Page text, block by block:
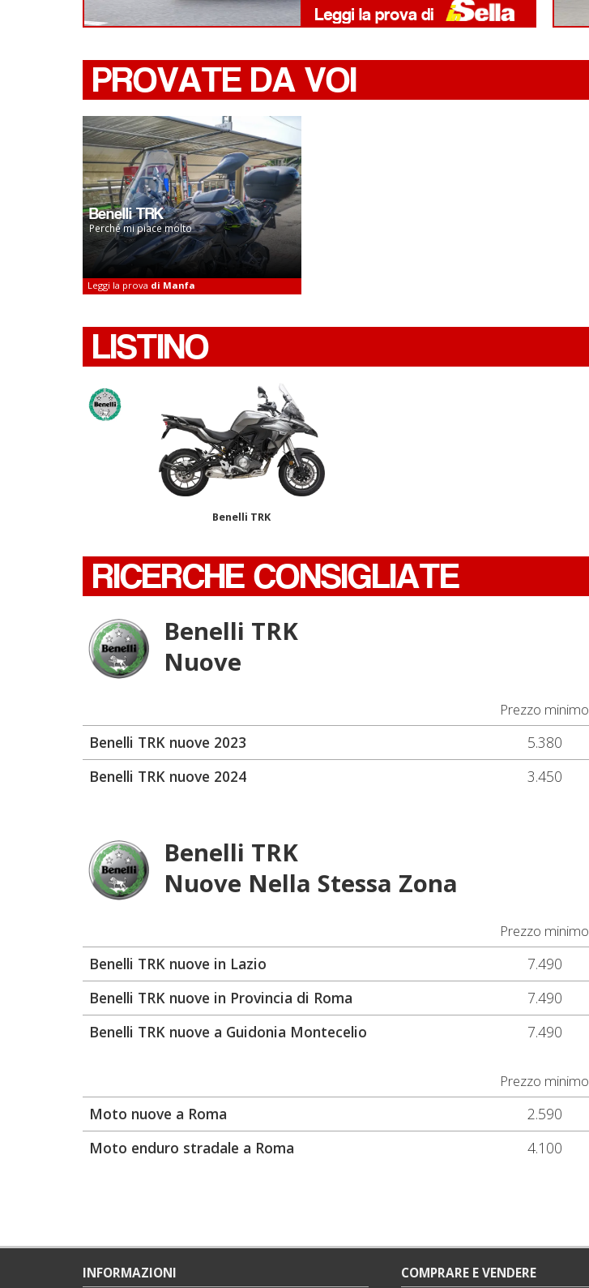
PROVATE DA VOI
Benelli TRK
Perché mi piace molto
Leggi la prova di Manfa
LISTINO
Benelli TRK
RICERCHE CONSIGLIATE
Benelli TRK
Nuove
Prezzo minimo
Benelli TRK nuove 2023 5.380
Benelli TRK nuove 2024
3.450
Benelli TRK
Nuove Nella Stessa Zona
Prezzo minimo
Benelli TRK nuove in Lazio 7.490
Benelli TRK nuove in Provincia di Roma
7.490
Benelli TRK nuove a Guidonia Montecelio
7.490
Prezzo minimo
Moto nuove a Roma 2.590
Moto enduro stradale a Roma
4.100
INFORMAZIONI COMPRARE E VENDERE